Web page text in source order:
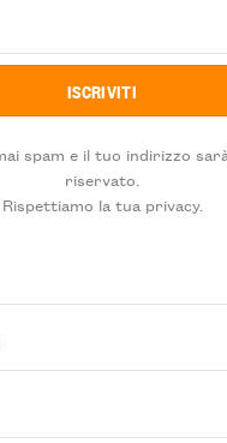
spam e il tuo indirizzo
riservato.
Rispettiamo la tua privacy.